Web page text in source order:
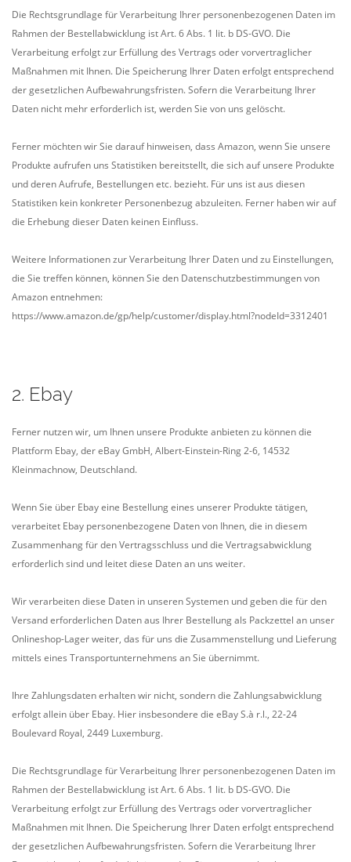
Die Rechtsgrundlage für Verarbeitung Ihrer personenbezogenen Daten im
Rahmen der Bestellabwicklung ist Art. 6 Abs. 1 lit. b DS-GVO. Die
Verarbeitung erfolgt zur Erfüllung des Vertrags oder vorvertraglicher
Maßnahmen mit Ihnen. Die Speicherung Ihrer Daten erfolgt entsprechend
der gesetzlichen Aufbewahrungsfristen. Sofern die Verarbeitung Ihrer
Daten nicht mehr erforderlich ist, werden Sie von uns gelöscht.
Ferner möchten wir Sie darauf hinweisen, dass Amazon, wenn Sie unsere
Produkte aufrufen uns Statistiken bereitstellt, die sich auf unsere Produkte
und deren Aufrufe, Bestellungen etc. bezieht. Für uns ist aus diesen
Statistiken kein konkreter Personenbezug abzuleiten. Ferner haben wir auf
die Erhebung dieser Daten keinen Einfluss.
Weitere Informationen zur Verarbeitung Ihrer Daten und zu Einstellungen,
die Sie treffen können, können Sie den Datenschutzbestimmungen von
Amazon entnehmen:
https://www.amazon.de/gp/help/customer/display.html?nodeId=3312401
2. Ebay
Ferner nutzen wir, um Ihnen unsere Produkte anbieten zu können die
Plattform Ebay, der eBay GmbH, Albert-Einstein-Ring 2-6, 14532
Kleinmachnow, Deutschland.
Wenn Sie über Ebay eine Bestellung eines unserer Produkte tätigen,
verarbeitet Ebay personenbezogene Daten von Ihnen, die in diesem
Zusammenhang für den Vertragsschluss und die Vertragsabwicklung
erforderlich sind und leitet diese Daten an uns weiter.
Wir verarbeiten diese Daten in unseren Systemen und geben die für den
Versand erforderlichen Daten aus Ihrer Bestellung als Packzettel an unser
Onlineshop-Lager weiter, das für uns die Zusammenstellung und Lieferung
mittels eines Transportunternehmens an Sie übernimmt.
Ihre Zahlungsdaten erhalten wir nicht, sondern die Zahlungsabwicklung
erfolgt allein über Ebay. Hier insbesondere die eBay S.à r.l., 22-24
Boulevard Royal, 2449 Luxemburg.
Die Rechtsgrundlage für Verarbeitung Ihrer personenbezogenen Daten im
Rahmen der Bestellabwicklung ist Art. 6 Abs. 1 lit. b DS-GVO. Die
Verarbeitung erfolgt zur Erfüllung des Vertrags oder vorvertraglicher
Maßnahmen mit Ihnen. Die Speicherung Ihrer Daten erfolgt entsprechend
der gesetzlichen Aufbewahrungsfristen. Sofern die Verarbeitung Ihrer